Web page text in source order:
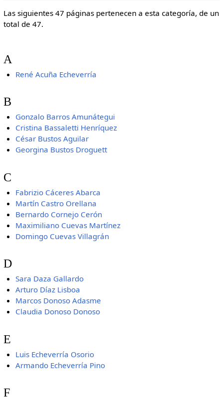
Las siguientes 47 páginas pertenecen a esta categoría, de un
total de 47.
A
René Acuña Echeverría
B
Gonzalo Barros Amunátegui
Cristina Bassaletti Henríquez
César Bustos Aguilar
Georgina Bustos Droguett
C
Fabrizio Cáceres Abarca
Martín Castro Orellana
Bernardo Cornejo Cerón
Maximiliano Cuevas Martínez
Domingo Cuevas Villagrán
D
Sara Daza Gallardo
Arturo Díaz Lisboa
Marcos Donoso Adasme
Claudia Donoso Donoso
E
Luis Echeverría Osorio
Armando Echeverría Pino
F